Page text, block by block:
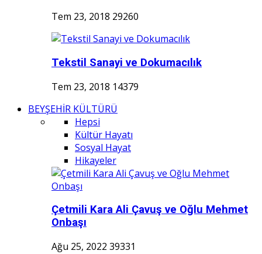
Tem 23, 2018 29260
Tekstil Sanayi ve Dokumacılık
Tem 23, 2018 14379
BEYŞEHİR KÜLTÜRÜ
Hepsi
Kültür Hayatı
Sosyal Hayat
Hikayeler
Çetmili Kara Ali Çavuş ve Oğlu Mehmet
Onbaşı
Ağu 25, 2022 39331